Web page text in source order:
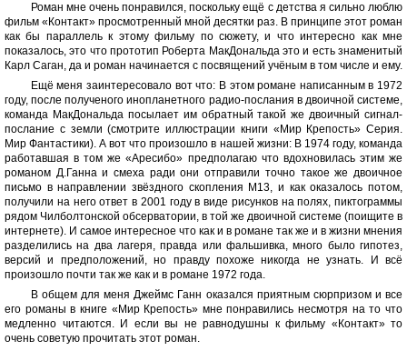
Роман мне очень понравился, поскольку ещё с детства я сильно люблю
фильм «Контакт» просмотренный мной десятки раз. В принципе этот роман
как бы параллель к этому фильму по сюжету, и что интересно как мне
показалось, это что прототип Роберта МакДональда это и есть знаменитый
Карл Саган, да и роман начинается с посвящений учёным в том числе и ему.
Ещё меня заинтересовало вот что: В этом романе написанным в 1972
году, после полученого инопланетного радио-послания в двоичной системе,
команда МакДональда посылает им обратный такой же двоичный сигнал-
послание с земли (смотрите иллюстрации книги «Мир Крепость» Серия.
Мир Фантастики). А вот что произошло в нашей жизни: В 1974 году, команда
работавшая в том же «Аресибо» предполагаю что вдохновилась этим же
романом Д.Ганна и смеха ради они отправили точно такое же двоичное
письмо в направлении звёздного скопления M13, и как оказалось потом,
получили на него ответ в 2001 году в виде рисунков на полях, пиктограммы
рядом Чилболтонской обсерватории, в той же двоичной системе (поищите в
интернете). И самое интересное что как и в романе так же и в жизни мнения
разделились на два лагеря, правда или фальшивка, много было гипотез,
версий и предположений, но правду похоже никогда не узнать. И всё
произошло почти так же как и в романе 1972 года.
В общем для меня Джеймс Ганн оказался приятным сюрпризом и все
его романы в книге «Мир Крепость» мне понравились несмотря на то что
медленно читаются. И если вы не равнодушны к фильму «Контакт» то
очень советую прочитать этот роман.